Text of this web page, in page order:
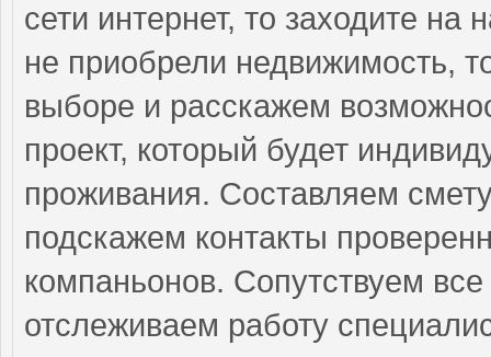
сети интернет, то заходите
не приобрели недвижимость,
выборе и расскажем
проект, который будет
проживания. Составляем
подскажем контакты
компаньонов. Сопутствуем
отслеживаем работу